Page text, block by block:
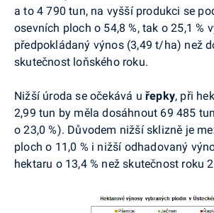
a to 4 790 tun, na vyšší produkci se
osevních ploch o 54,8 %, tak o 25,1 %
předpokládaný výnos (3,49 t/ha) než
skutečnost loňského roku.
Nižší úroda se očekává u řepky, při
2,99 tun by měla dosáhnout 69 485
o 23,0 %). Důvodem nižší sklizně je
ploch o 11,0 % i nižší odhadovaný
hektaru o 13,4 % než skutečnost roku